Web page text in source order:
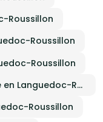
Roussillon
Roussillon
Roussillon
Traiteur antillais pour anniversaire en Languedoc-Roussillon
Roussillon